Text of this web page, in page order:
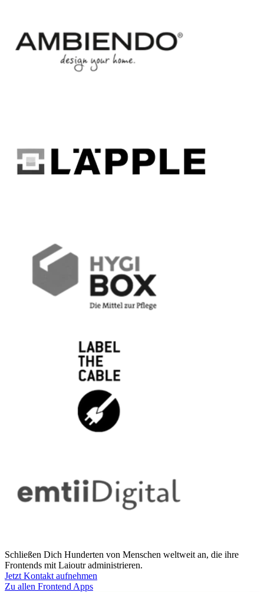
Schließen Dich Hunderten von Menschen weltweit an, die ihre
Frontends mit Laioutr administrieren.
Jetzt Kontakt aufnehmen
Zu allen Frontend Apps